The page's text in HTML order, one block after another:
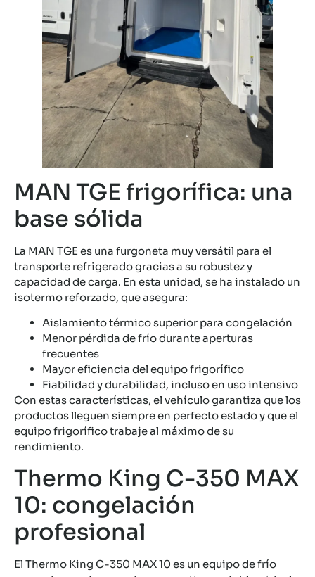
MAN TGE frigorífica: una
base sólida
La MAN TGE es una furgoneta muy versátil para el
transporte refrigerado gracias a su robustez y
capacidad de carga. En esta unidad, se ha instalado un
isotermo reforzado, que asegura:
Aislamiento térmico superior para congelación
Menor pérdida de frío durante aperturas
frecuentes
Mayor eficiencia del equipo frigorífico
Fiabilidad y durabilidad, incluso en uso intensivo
Con estas características, el vehículo garantiza que los
productos lleguen siempre en perfecto estado y que el
equipo frigorífico trabaje al máximo de su
rendimiento.
Thermo King C-350 MAX
10: congelación
profesional
El Thermo King C-350 MAX 10 es un equipo de frío